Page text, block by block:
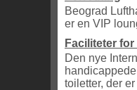
Beograd
er en VIP
Faciliteter
Den nye
toiletter, der